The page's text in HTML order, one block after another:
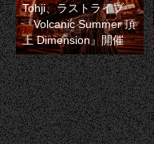
Tohji、ラストライブ
『Volcanic Summer 頂
上 Dimension』開催